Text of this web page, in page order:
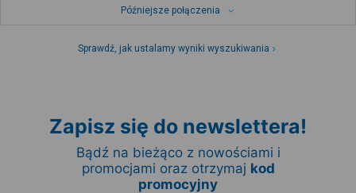
Późniejsze połączenia
Sprawdź, jak ustalamy wyniki wyszukiwania
Zapisz się do newslettera!
Bądź na bieżąco z nowościami i
promocjami oraz otrzymaj kod
promocyjny